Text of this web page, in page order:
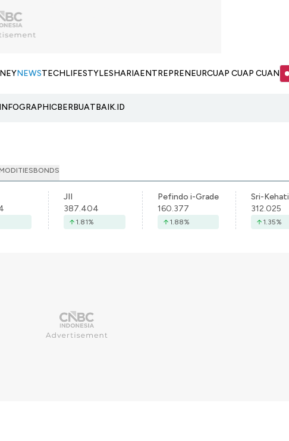
NEWSTECHLIFESTYLESHARIAENTREPRENEURCUAP CUAP CUAN
INFOGRAPHICBERBUATBAIK.ID
BONDS
JII
387.404
1.81%
Pefindo i-Grade
160.377
1.88%
Sri-Kehati
312.025
1.35%